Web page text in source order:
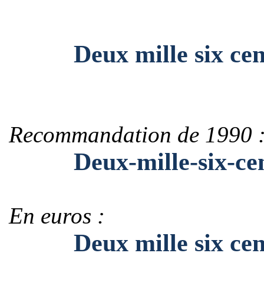
Deux mille six cent
Recommandation de 1990
Deux-mille-six-
En euros :
Deux mille six cent